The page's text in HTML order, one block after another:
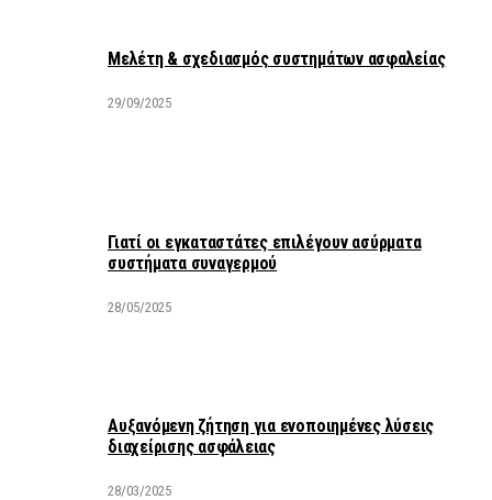
Μελέτη & σχεδιασμός συστημάτων ασφαλείας
29/09/2025
Γιατί οι εγκαταστάτες επιλέγουν ασύρματα
συστήματα συναγερμού
28/05/2025
Αυξανόμενη ζήτηση για ενοποιημένες λύσεις
διαχείρισης ασφάλειας
28/03/2025